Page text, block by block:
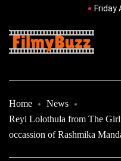
Friday
Home
News
Reyi Lolothula from The
occassion of Rashmika